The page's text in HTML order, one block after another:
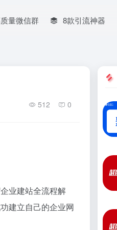
量微信群 8款引流神器
512 0
业建站全流程解
建立自己的企业网